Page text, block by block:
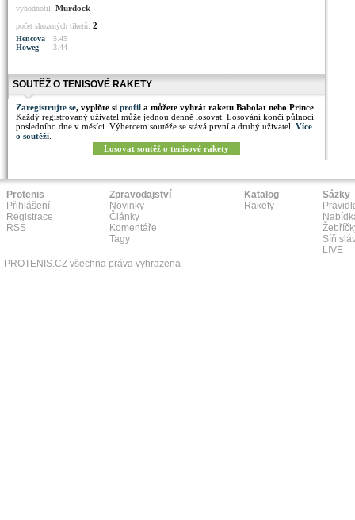
vyhodnotil: Murdock
počet shozených tiketů: 2
Hencova
5.45
Howeg
3.44
SOUTĚŽ O TENISOVÉ RAKETY
Zaregistrujte se, vyplňte si profil a můžete vyhrát raketu Babolat nebo Prince
Každý registrovaný uživatel může jednou denně losovat. Losování končí půlnocí
posledního dne v měsíci. Výhercem soutěže se stává první a druhý uživatel. Více
o soutěži
Losovat soutěž o tenisové rakety
Protenis
Přihlášení
Registrace
RSS
Zpravodajství
Novinky
Články
Komentáře
Tagy
Katalog
Rakety
Sázky
Síň
L!VE
PROTENIS.CZ všechna práva vyhrazena